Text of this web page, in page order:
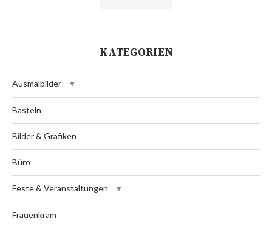
KATEGORIEN
Ausmalbilder
Basteln
Bilder & Grafiken
Büro
Feste & Veranstaltungen
Frauenkram